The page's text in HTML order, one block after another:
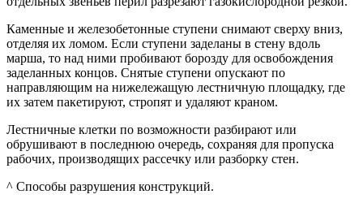
Каменные и железобетонные ступени снимают сверху вниз,
отделяя их ломом. Если ступени заделаны в стену вдоль
марша, то над ними пробивают борозду для освобождения
заделанных концов. Снятые ступени опускают по
направляющим на нижележащую лестничную площадку, где
их затем пакетируют, стропят и удаляют краном.
Лестничные клетки по возможности разбирают или
обрушивают в последнюю очередь, сохраняя для пропуска
рабочих, производящих рассечку или разборку стен.
^ Способы разрушения конструкций.